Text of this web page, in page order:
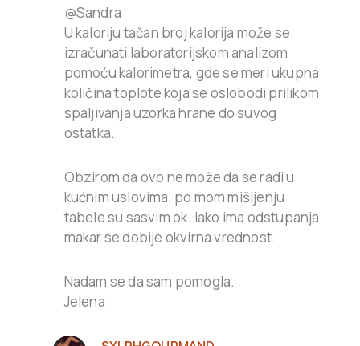
@Sandra
U kaloriju tačan broj kalorija može se
izračunati laboratorijskom analizom
pomoću kalorimetra, gde se meri ukupna
količina toplote koja se oslobodi prilikom
spaljivanja uzorka hrane do suvog
ostatka.
Obzirom da ovo ne može da se radi u
kućnim uslovima, po mom mišljenju
tabele su sasvim ok. Iako ima odstupanja
makar se dobije okvirna vrednost.
Nadam se da sam pomogla.
Jelena